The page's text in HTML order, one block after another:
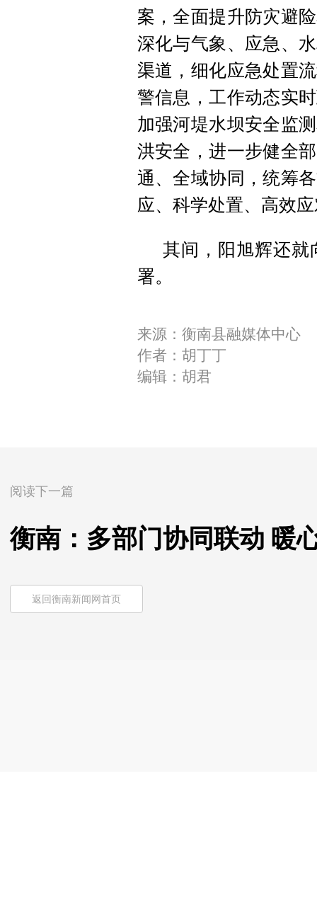
案，全面提升防灾避
深化与气象、应急、
渠道，细化应急处置
警信息，工作动态实
加强河堤水坝安全监
洪安全，进一步健全
通、全域协同，统筹
应、科学处置、高效
其间，阳旭辉还就
署。
来源：衡南县融媒体中心
作者：胡丁丁
编辑：胡君
阅读下一篇
衡南：多部门协同联动 暖
返回衡南新闻网首页